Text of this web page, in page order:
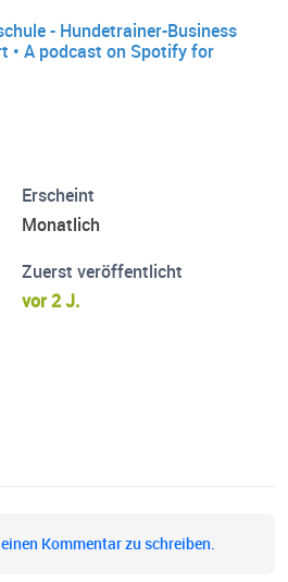
- Hundetrainer-Business
• A podcast on Spotify for
Erscheint
Monatlich
Zuerst veröffentlicht
vor 2 J.
Kommentar zu schreiben.